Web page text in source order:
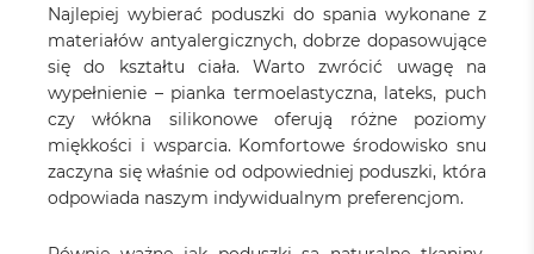
Najlepiej wybierać poduszki do spania wykonane z
materiałów antyalergicznych, dobrze dopasowujące
się do kształtu ciała. Warto zwrócić uwagę na
wypełnienie – pianka termoelastyczna, lateks, puch
czy włókna silikonowe oferują różne poziomy
miękkości i wsparcia. Komfortowe środowisko snu
zaczyna się właśnie od odpowiedniej poduszki, która
odpowiada naszym indywidualnym preferencjom.